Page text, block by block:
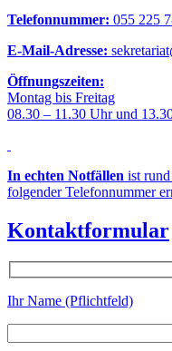
Telefonnummer: 055 225
E-Mail-Adresse:
Öffnungszeiten:
Montag bis Freitag
08.30 – 11.30 Uhr und
In echten Notfällen ist
folgender Telefonnummer
Kontaktformular
Ihr Name (Pflichtfeld)